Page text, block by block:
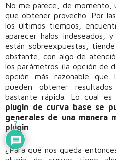
No me parece, de momento,
que obtener provecho. Por
los últimos tiempos,
aparecer halos indeseados,
están sobreexpuestas,
obstante, con algo de
los parámetros (la opción de
opción más razonable
pueden obtener
bastante rápida. Lo cual es
plugin de curva base se
generales de una manera
plugin
¿Para qué nos queda
7